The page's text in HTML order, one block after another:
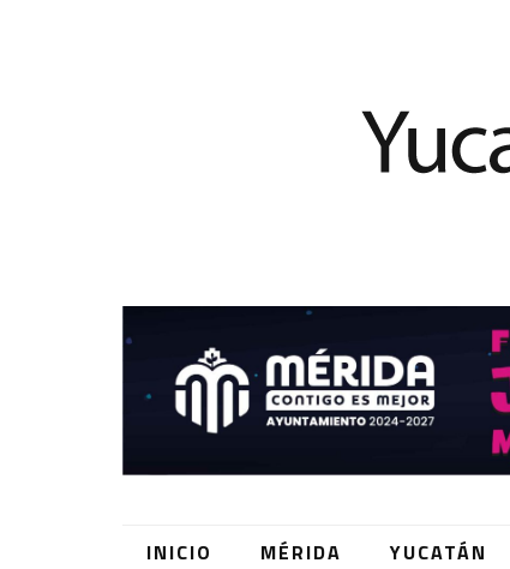
INICIO MÉRIDA YUCATÁN